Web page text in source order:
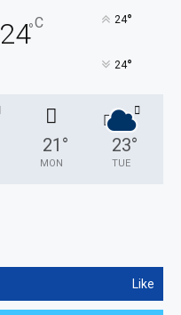
24°C 24°
24°
21 °
MON
23°
TUE
Like